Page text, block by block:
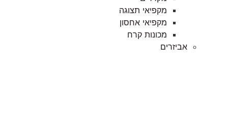
מקפיאי תצוגה
מקפיאי אחסון
מכונות קרח
אביזרים